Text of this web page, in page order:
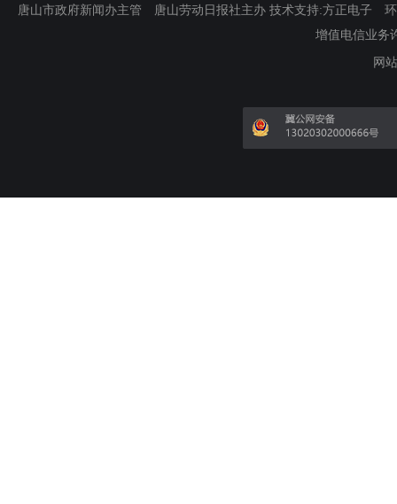
唐山市政府新闻办主管 唐山劳动日报社主办 技术支持:方正电子
增值电信业务
网